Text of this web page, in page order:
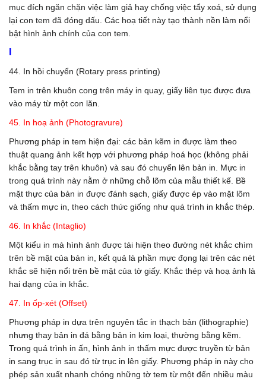
mục đích ngăn chặn việc làm giả hay chống việc tẩy xoá, sử dụng
lại con tem đã đóng dấu. Các hoạ tiết này tạo thành nền làm nổi
bật hình ảnh chính của con tem.
44. In hồi chuyển (Rotary press printing)
Tem in trên khuôn cong trên máy in quay, giấy liên tục được đưa
vào máy từ một con lăn.
45. In hoạ ảnh (Photogravure)
Phương pháp in tem hiện đại: các bản kẽm in được làm theo
thuật quang ảnh kết hợp với phương pháp hoá học (không phải
khắc bằng tay trên khuôn) và sau đó chuyển lên bản in. Mực in
trong quá trình này nằm ở những chỗ lõm của mẫu thiết kế. Bề
mặt thực của bản in được đánh sạch, giấy được ép vào mặt lõm
và thấm mực in, theo cách thức giống như quá trình in khắc thép.
46. In khắc (Intaglio)
Một kiểu in mà hình ảnh được tái hiện theo đường nét khắc chìm
trên bề mặt của bản in, kết quả là phần mực đọng lại trên các nét
khắc sẽ hiện nổi trên bề mặt của tờ giấy. Khắc thép và hoạ ảnh là
hai dạng của in khắc.
47. In ốp-xét (Offset)
Phương pháp in dựa trên nguyên tắc in thạch bản (lithographie)
nhưng thay bản in đá bằng bản in kim loại, thường bằng kẽm.
Trong quá trình in ấn, hình ảnh in thấm mực được truyền từ bản
in sang trục in sau đó từ trục in lên giấy. Phương pháp in này cho
phép sản xuất nhanh chóng những tờ tem từ một đến nhiều màu